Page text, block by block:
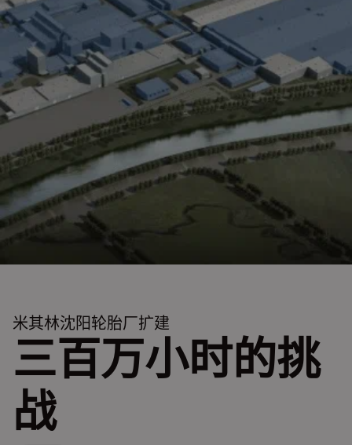
米其林沈阳轮胎厂扩建
三百万小时的挑
战